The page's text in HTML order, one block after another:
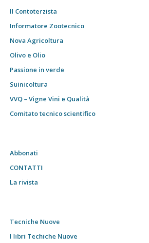
Il Contoterzista
Informatore Zootecnico
Nova Agricoltura
Olivo e Olio
Passione in verde
Suinicoltura
VVQ – Vigne Vini e Qualità
Comitato tecnico scientifico
Abbonati
CONTATTI
La rivista
Tecniche Nuove
I libri Techiche Nuove